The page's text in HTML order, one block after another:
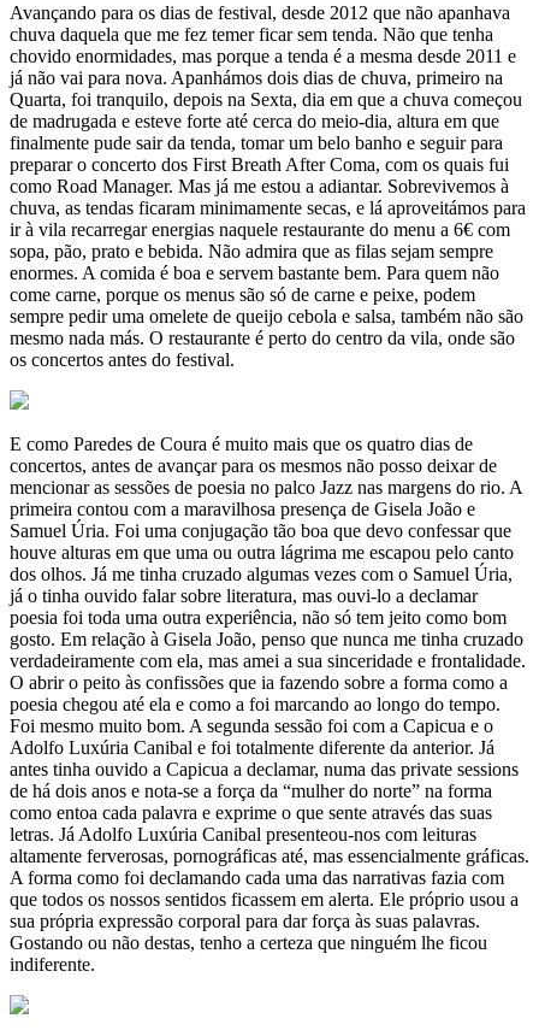
Avançando para os dias de festival, desde 2012 que não apanhava
chuva daquela que me fez temer ficar sem tenda. Não que tenha
chovido enormidades, mas porque a tenda é a mesma desde 2011 e
já não vai para nova. Apanhámos dois dias de chuva, primeiro na
Quarta, foi tranquilo, depois na Sexta, dia em que a chuva começou
de madrugada e esteve forte até cerca do meio-dia, altura em que
finalmente pude sair da tenda, tomar um belo banho e seguir para
preparar o concerto dos First Breath After Coma, com os quais fui
como Road Manager. Mas já me estou a adiantar. Sobrevivemos à
chuva, as tendas ficaram minimamente secas, e lá aproveitámos para
ir à vila recarregar energias naquele restaurante do menu a 6€ com
sopa, pão, prato e bebida. Não admira que as filas sejam sempre
enormes. A comida é boa e servem bastante bem. Para quem não
come carne, porque os menus são só de carne e peixe, podem
sempre pedir uma omelete de queijo cebola e salsa, também não são
mesmo nada más. O restaurante é perto do centro da vila, onde são
os concertos antes do festival.
E como Paredes de Coura é muito mais que os quatro dias de
concertos, antes de avançar para os mesmos não posso deixar de
mencionar as sessões de poesia no palco Jazz nas margens do rio. A
primeira contou com a maravilhosa presença de Gisela João e
Samuel Úria. Foi uma conjugação tão boa que devo confessar que
houve alturas em que uma ou outra lágrima me escapou pelo canto
dos olhos. Já me tinha cruzado algumas vezes com o Samuel Úria,
já o tinha ouvido falar sobre literatura, mas ouvi-lo a declamar
poesia foi toda uma outra experiência, não só tem jeito como bom
gosto. Em relação à Gisela João, penso que nunca me tinha cruzado
verdadeiramente com ela, mas amei a sua sinceridade e frontalidade.
O abrir o peito às confissões que ia fazendo sobre a forma como a
poesia chegou até ela e como a foi marcando ao longo do tempo.
Foi mesmo muito bom. A segunda sessão foi com a Capicua e o
Adolfo Luxúria Canibal e foi totalmente diferente da anterior. Já
antes tinha ouvido a Capicua a declamar, numa das private sessions
de há dois anos e nota-se a força da “mulher do norte” na forma
como entoa cada palavra e exprime o que sente através das suas
letras. Já Adolfo Luxúria Canibal presenteou-nos com leituras
altamente ferverosas, pornográficas até, mas essencialmente gráficas.
A forma como foi declamando cada uma das narrativas fazia com
que todos os nossos sentidos ficassem em alerta. Ele próprio usou a
sua própria expressão corporal para dar força às suas palavras.
Gostando ou não destas, tenho a certeza que ninguém lhe ficou
indiferente.